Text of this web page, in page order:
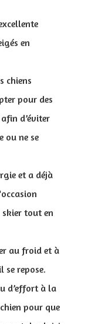
en
chiens
pour des
d’éviter
ou ne se
et a déjà
skier tout en
au froid et à
se repose.
d’effort à la
pour que